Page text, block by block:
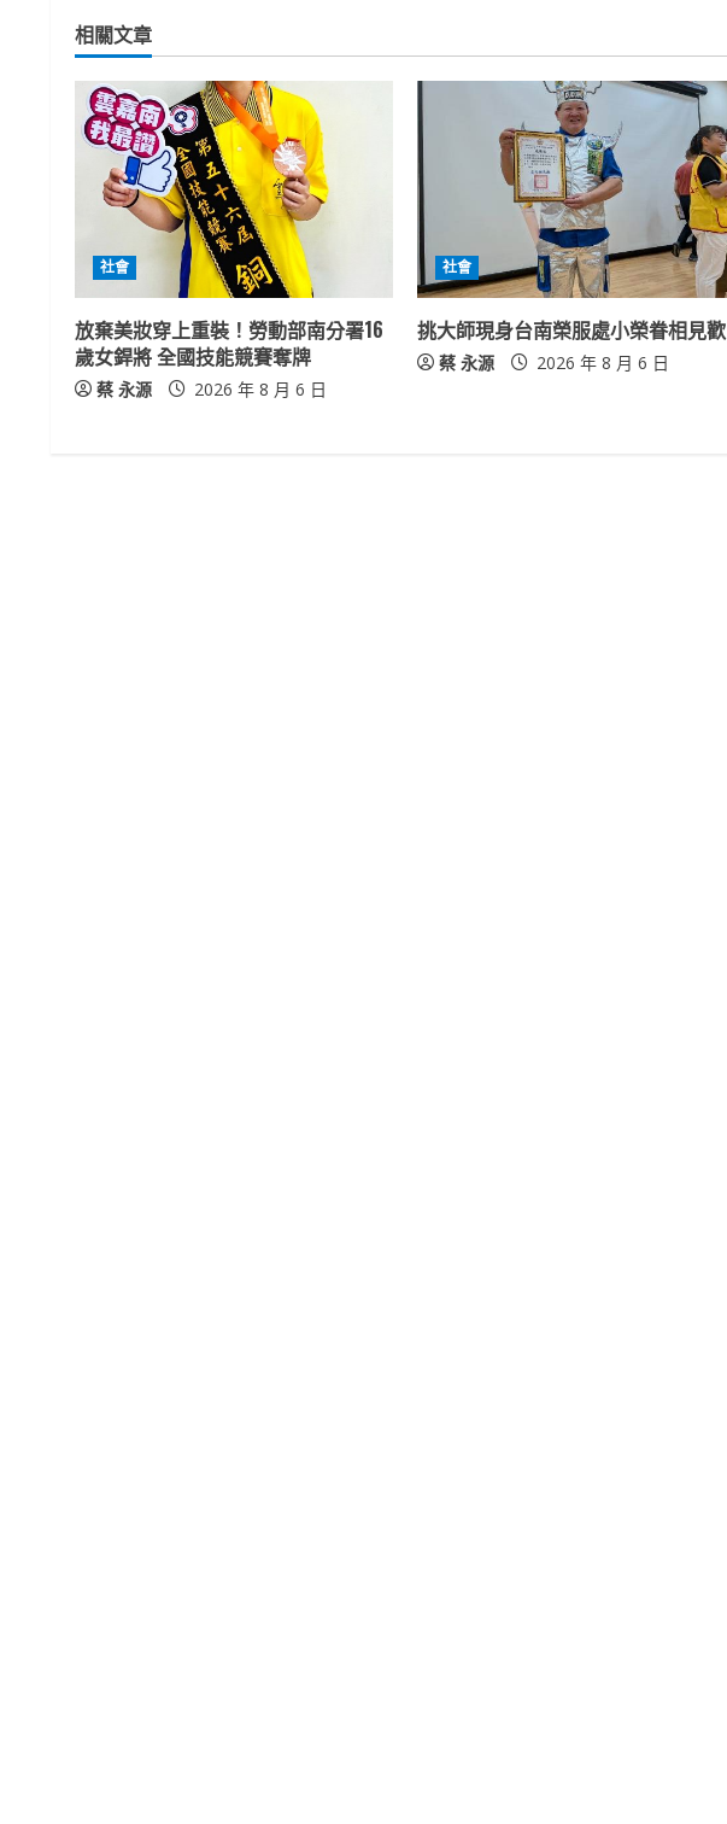
i
n
u
R
e
a
d
相關文章
社會
放棄美妝穿上重裝！勞動部南分署16
歲女銲將 全國技能競賽奪牌
蔡 永源 2026 年 8 月 6 日
社會
挑大師現身台南榮服處小榮眷相見歡
蔡 永源 2026 年 8 月 6 日